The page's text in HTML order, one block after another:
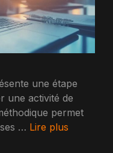
une étape
une activité de
permet
… Lire plus